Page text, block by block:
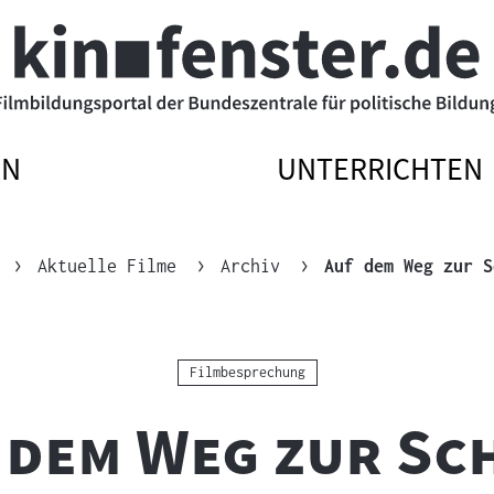
UNTERRICHTEN
Aktuelle Filme Archiv Auf dem Weg zur
Kategorie:
Filmbesprechung
Weg zur